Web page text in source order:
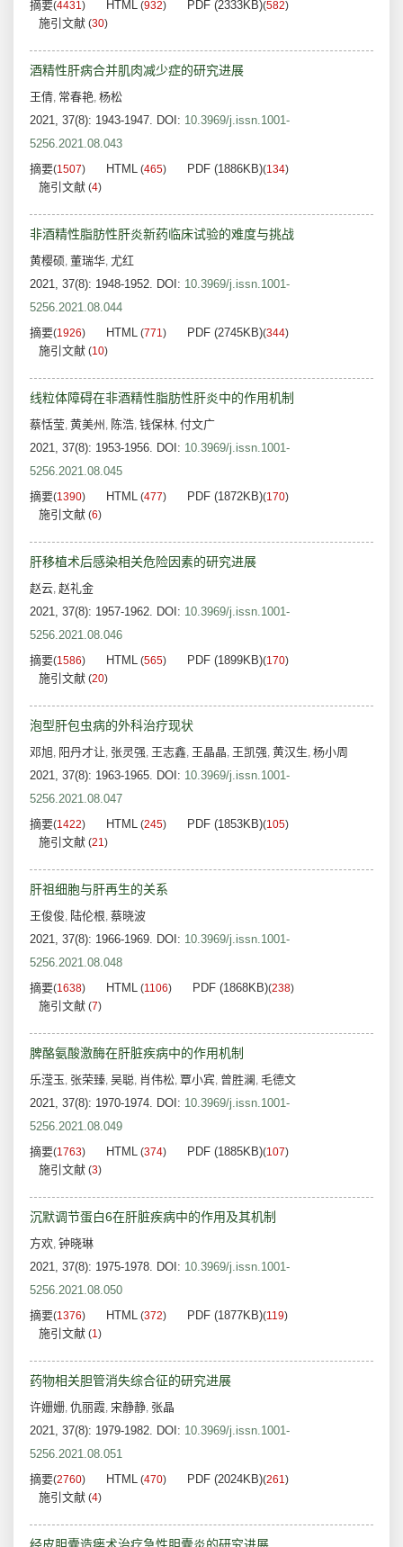
摘要(4431) HTML (932) PDF (2333KB)(582)
施引文献 (30)
酒精性肝病合并肌肉减少症的研究进展
王倩, 常春艳, 杨松
2021, 37(8): 1943-1947. DOI: 10.3969/j.issn.1001-
5256.2021.08.043
摘要(1507) HTML (465) PDF (1886KB)(134)
施引文献 (4)
非酒精性脂肪性肝炎新药临床试验的难度与挑战
黄樱硕, 董瑞华, 尤红
2021, 37(8): 1948-1952. DOI: 10.3969/j.issn.1001-
5256.2021.08.044
摘要(1926) HTML (771) PDF (2745KB)(344)
施引文献 (10)
线粒体障碍在非酒精性脂肪性肝炎中的作用机制
蔡恬莹, 黄美州 , 陈浩, 钱保林, 付文广
2021, 37(8): 1953-1956. DOI: 10.3969/j.issn.1001-
5256.2021.08.045
摘要(1390) HTML (477) PDF (1872KB)(170)
施引文献 (6)
肝移植术后感染相关危险因素的研究进展
赵云, 赵礼金
2021, 37(8): 1957-1962. DOI: 10.3969/j.issn.1001-
5256.2021.08.046
摘要(1586) HTML (565) PDF (1899KB)(170)
施引文献 (20)
泡型肝包虫病的外科治疗现状
邓旭, 阳丹才让, 张灵强, 王志鑫, 王晶晶, 王凯强, 黄汉生, 杨小周
2021, 37(8): 1963-1965. DOI: 10.3969/j.issn.1001-
5256.2021.08.047
摘要(1422) HTML (245) PDF (1853KB)(105)
施引文献 (21)
肝祖细胞与肝再生的关系
王俊俊, 陆伦根, 蔡晓波
2021, 37(8): 1966-1969. DOI: 10.3969/j.issn.1001-
5256.2021.08.048
摘要(1638) HTML (1106) PDF (1868KB)(238)
施引文献 (7)
脾酪氨酸激酶在肝脏疾病中的作用机制
乐滢玉, 张荣臻, 吴聪, 肖伟松, 覃小宾, 曾胜澜, 毛德文
2021, 37(8): 1970-1974. DOI: 10.3969/j.issn.1001-
5256.2021.08.049
摘要(1763) HTML (374) PDF (1885KB)(107)
施引文献 (3)
沉默调节蛋白6在肝脏疾病中的作用及其机制
方欢, 钟晓琳
2021, 37(8): 1975-1978. DOI: 10.3969/j.issn.1001-
5256.2021.08.050
摘要(1376) HTML (372) PDF (1877KB)(119)
施引文献 (1)
药物相关胆管消失综合征的研究进展
许姗姗, 仇丽霞, 宋静静, 张晶
2021, 37(8): 1979-1982. DOI: 10.3969/j.issn.1001-
5256.2021.08.051
摘要(2760) HTML (470) PDF (2024KB)(261)
施引文献 (4)